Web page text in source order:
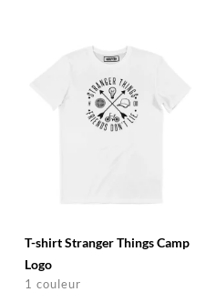
T-shirt Stranger Things Camp
Logo
1 couleur